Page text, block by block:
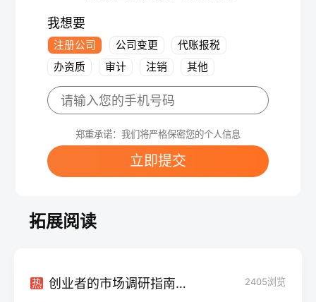
我想要
注册公司 公司变更
代账报税
办资质
审计 注销 其他
郑重承诺：我们将严格保密您的个人信息
立即提交
拓展阅读
热 创业者的市场调研指南：洞察市场需求，抓住商机 2405浏览